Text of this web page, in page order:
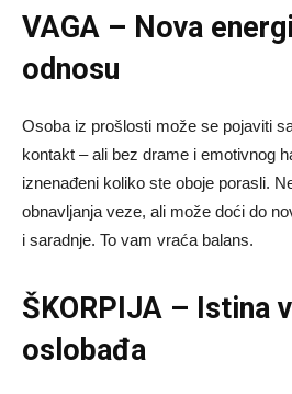
VAGA – Nova
odnosu
Osoba iz prošlosti može se pojaviti
kontakt – ali bez drame i emotivnog
iznenađeni koliko ste oboje porasli.
obnavljanja veze, ali može doći do
i saradnje. To vam vraća balans.
ŠKORPIJA – Istina
oslobađa